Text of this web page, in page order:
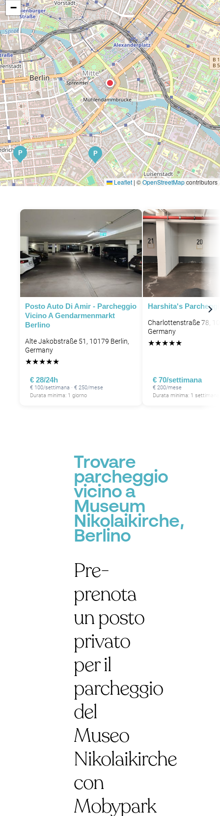
P
P
−
Leaflet | ©OpenStreetMapcontributors
Posto Auto Di Amir - Parcheggio
Vicino A Gendarmenmarkt
Berlino
Alte Jakobstraße 51, 10179 Berlin,
Germany
★★★★★
€ 28/24h
€ 100/settimana · € 250/mese
Durata minima: 1 giorno
Harshita's
Charlottenstraße 78,
Germany
★★★★★
€ 70/settimana
€ 200/mese
Durata minima: 1 settimana
Trovare
parcheggio
vicino a
Museum
Nikolaikirche,
Berlino
Pre-
prenota
un posto
privato
per il
parcheggio
del
Museo
Nikolaikirche
con
Mobypark